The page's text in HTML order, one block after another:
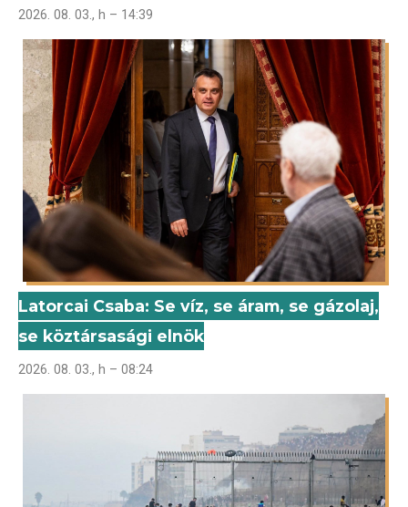
2026. 08. 03., h – 14:39
Latorcai Csaba: Se víz, se áram, se gázolaj,
se köztársasági elnök
2026. 08. 03., h – 08:24